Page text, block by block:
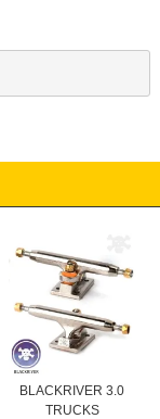
BLACKRIVER 3.0
TRUCKS